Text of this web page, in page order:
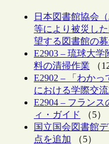
日本図書館協会
等により被災し
望する図書館の
E2903 – 琉球大
料の清掃作業 （
E2902 – 「わか
における学際交
E2904 – フラン
ィ・ガイド
（5）
国立国会図書館
点を追加 （5）